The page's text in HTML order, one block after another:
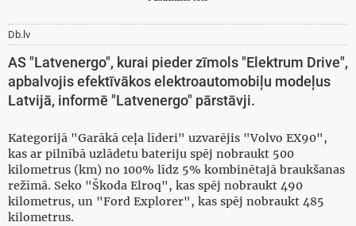
Db.lv
AS "Latvenergo", kurai pieder zīmols "Elektrum Drive",
apbalvojis efektīvākos elektroautomobiļu modeļus
Latvijā, informē "Latvenergo" pārstāvji.
Kategorijā "Garākā ceļa līderi" uzvarējis "Volvo EX90",
kas ar pilnībā uzlādetu bateriju spēj nobraukt 500
kilometrus (km) no 100% līdz 5% kombinētajā braukšanas
režīmā. Seko "Škoda Elroq", kas spēj nobraukt 490
kilometrus, un "Ford Explorer", kas spēj nobraukt 485
kilometrus.